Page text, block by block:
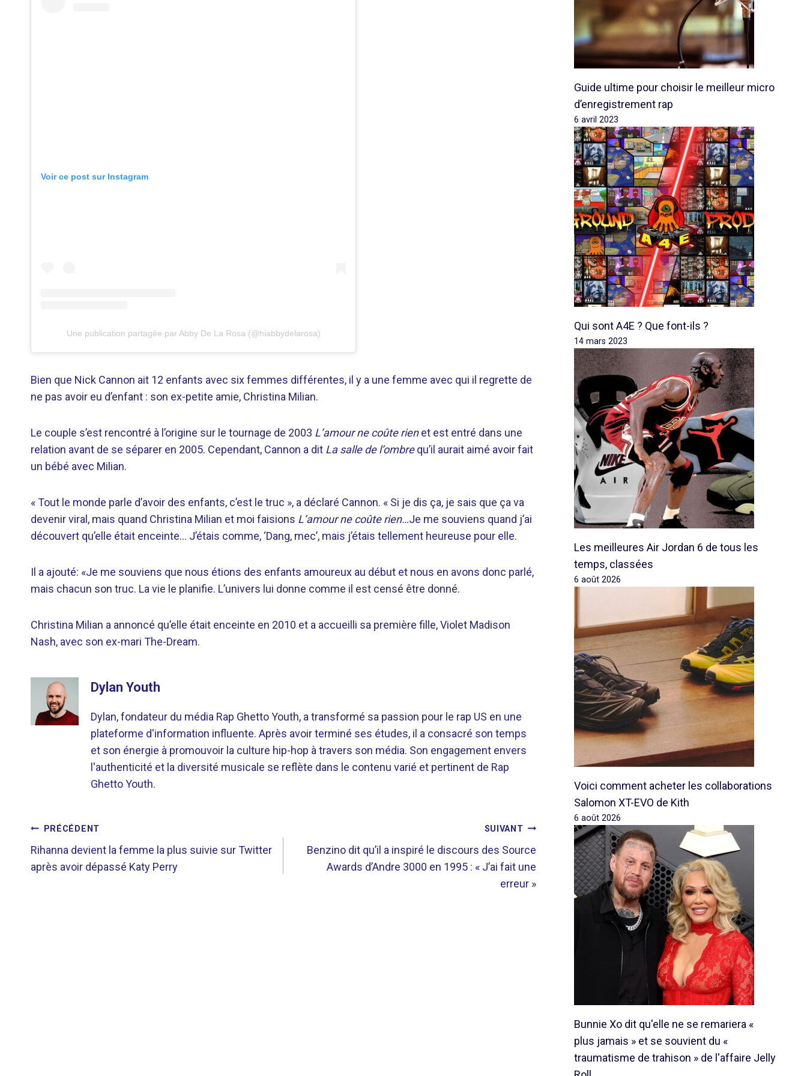
Voir ce post sur Instagram
Une publication partagée par Abby De La Rosa (@hiabbydelarosa)
Bien que Nick Cannon ait 12 enfants avec six femmes différentes, il y a une femme avec qui il regrette de
ne pas avoir eu d’enfant : son ex-petite amie, Christina Milian.
Le couple s’est rencontré à l’origine sur le tournage de 2003 L’amour ne coûte rienet est entré dans une
relation avant de se séparer en 2005. Cependant, Cannon a dit La salle de l’ombrequ’il aurait aimé avoir fait
un bébé avec Milian.
« Tout le monde parle d’avoir des enfants, c’est le truc », a déclaré Cannon. « Si je dis ça, je sais que ça va
devenir viral, mais quand Christina Milian et moi faisions L’amour ne coûte rien…Je me souviens quand j’ai
découvert qu’elle était enceinte… J’étais comme, ‘Dang, mec’, mais j’étais tellement heureuse pour elle.
Il a ajouté: «Je me souviens que nous étions des enfants amoureux au début et nous en avons donc parlé,
mais chacun son truc. La vie le planifie. L’univers lui donne comme il est censé être donné.
Christina Milian a annoncé qu’elle était enceinte en 2010 et a accueilli sa première fille, Violet Madison
Nash, avec son ex-mari The-Dream.
Dylan Youth
Dylan, fondateur du média Rap Ghetto Youth, a transformé sa passion pour le rap US en une
plateforme d'information influente. Après avoir terminé ses études, il a consacré son temps
et son énergie à promouvoir la culture hip-hop à travers son média. Son engagement envers
l'authenticité et la diversité musicale se reflète dans le contenu varié et pertinent de Rap
Ghetto Youth.
NAVIGATION
DE
PRÉCÉDENT
Rihanna devient la femme la plus suivie sur Twitter
après avoir dépassé Katy Perry
SUIVANT
Benzino dit qu’il a inspiré le discours des Source
Awards d’Andre 3000 en 1995 : « J’ai fait une
erreur »
Guide ultime pour choisir le meilleur micro
d’enregistrement rap
6 avril 2023
Qui sont A4E ? Que font-ils ?
14 mars 2023
Les meilleures Air Jordan 6 de tous les
temps, classées
6 août 2026
Voici comment acheter les collaborations
Salomon XT-EVO de Kith
6 août 2026
Bunnie Xo dit qu'elle ne se remariera «
plus jamais » et se souvient du «
traumatisme de trahison » de l'affaire Jelly